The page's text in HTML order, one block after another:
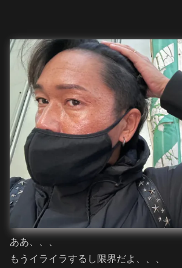
ああ、、、
もうイライラするし限界だよ、、、